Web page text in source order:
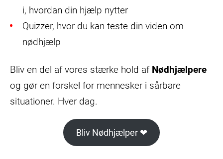
i, hvordan din hjælp nytter
Quizzer, hvor du kan teste din viden om
nødhjælp
Bliv en del af vores stærke hold af Nødhjælpere
og gør en forskel for mennesker i sårbare
situationer. Hver dag.
Bliv Nødhjælper ❤